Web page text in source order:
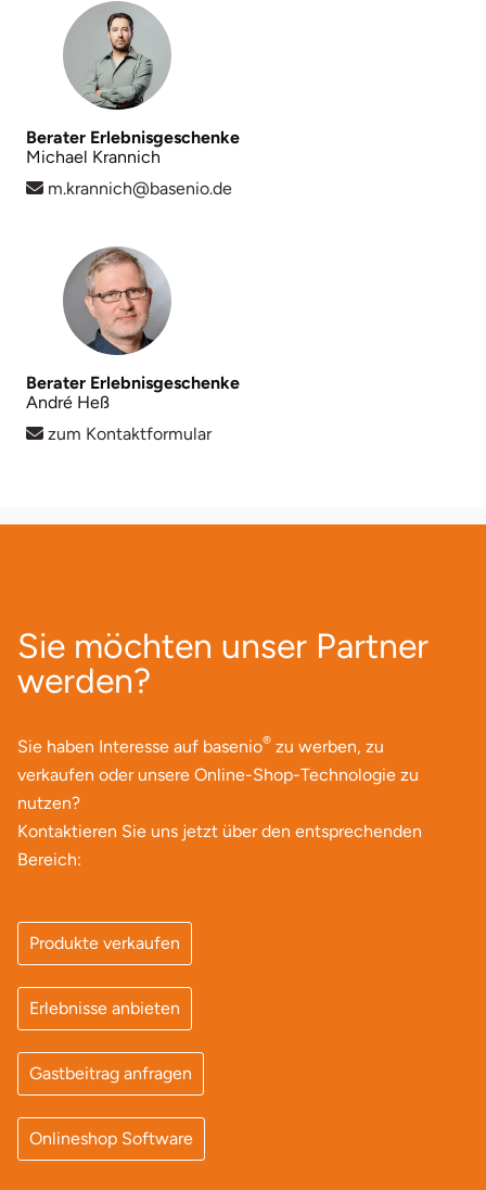
Berater Erlebnisgeschenke
Michael Krannich
m.krannich@basenio.de
Berater Erlebnisgeschenke
André Heß
zum Kontaktformular
Sie möchten unser Partner
werden?
Sie haben Interesse auf basenio® zu werben, zu
verkaufen oder unsere Online-Shop-Technologie zu
nutzen?
Kontaktieren Sie uns jetzt über den entsprechenden
Bereich:
Produkte verkaufen
Erlebnisse anbieten
Gastbeitrag anfragen
Onlineshop Software
Mettingen
Moers
Märkisch-Oderland
Mönchengladbach
Münster
Nagold
Neckarsulm
Nesselwang
Nürnberg
Odenwald
Oder-Spree
Osnabrück
Ostholstein
Oy-Mittelberg
Passau